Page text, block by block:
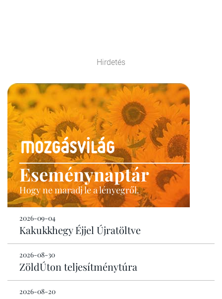
Hirdetés
Eseménynaptár
Hogy ne maradj le a lényegről.
2026-09-04
Kakukkhegy Éjjel Újratöltve
2026-08-30
ZöldÚton teljesítménytúra
2026-08-20